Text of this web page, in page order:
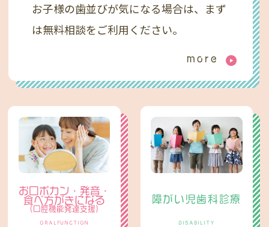
お子様の歯並びが気になる場合は、まず
は無料相談をご利用ください。
more
お口ポカン・発音・
食べ方がきになる
（口腔機能発達支援）
ORALFUNCTION
障がい児歯科診療
DISABILITY